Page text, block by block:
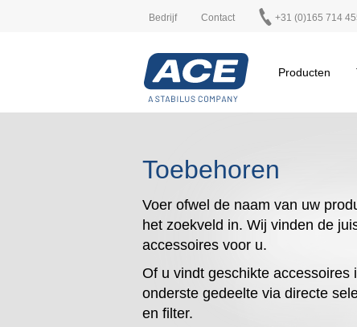
Bedrijf Contact +31 (0)165 714
Producten
Toebehoren
Voer ofwel de naam van uw
het zoekveld in. Wij vinden de
accessoires voor u.
Of u vindt geschikte accessoires
onderste gedeelte via directe
en filter.